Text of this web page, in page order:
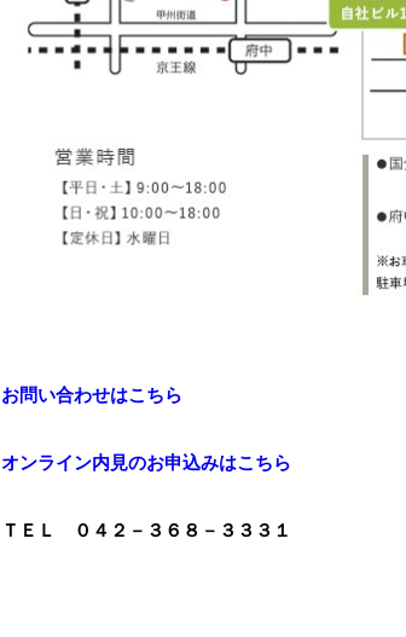
お問い合わせはこちら
オンライン内見のお申込みはこちら
ＴＥＬ ０４２－３６８－３３３１